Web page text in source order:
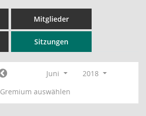
Mitglieder
Sitzungen
Juni
2018
Gremium auswählen